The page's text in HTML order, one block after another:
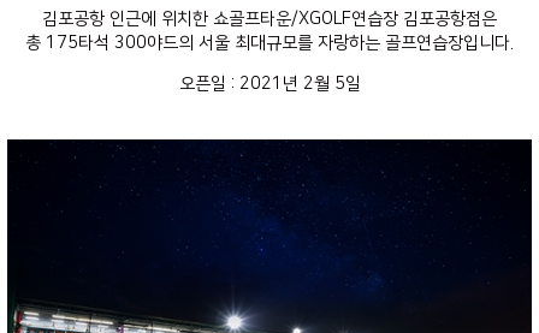
김포공항 인근에 위치한 쇼골프타운/XGOLF연습장 김포공항점은
총 175타석 300야드의 서울 최대규모를 자랑하는 골프연습장입니다.
오픈일 : 2021년 2월 5일